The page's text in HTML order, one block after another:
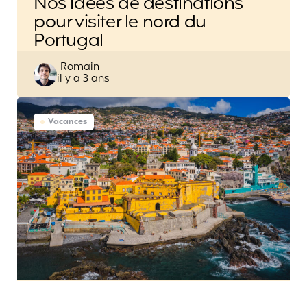
pour visiter le nord du
Portugal
Posted
by
Romain
il y a 3 ans
Vacances